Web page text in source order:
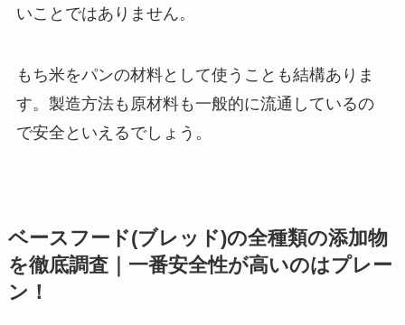
いことではありません。
もち米をパンの材料として使うことも結構ありま
す。製造方法も原材料も一般的に流通しているの
で安全といえるでしょう。
ベースフード(ブレッド)の全種類の添加物
を徹底調査｜一番安全性が高いのはプレー
ン！